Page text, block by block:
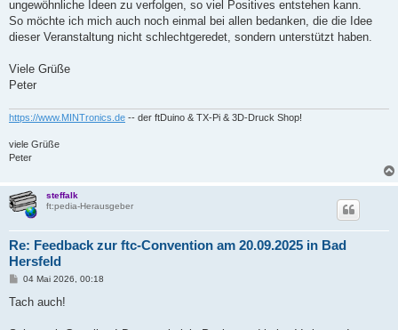
ungewöhnliche Ideen zu verfolgen, so viel Positives entstehen kann.
So möchte ich mich auch noch einmal bei allen bedanken, die die Idee
dieser Veranstaltung nicht schlechtgeredet, sondern unterstützt haben.
Viele Grüße
Peter
https://www.MINTronics.de -- der ftDuino & TX-Pi & 3D-Druck Shop!
viele Grüße
Peter
steffalk
ft:pedia-Herausgeber
Re: Feedback zur ftc-Convention am 20.09.2025 in Bad
Hersfeld
B
i
04 Mai 2026, 00:18
Tach auch!